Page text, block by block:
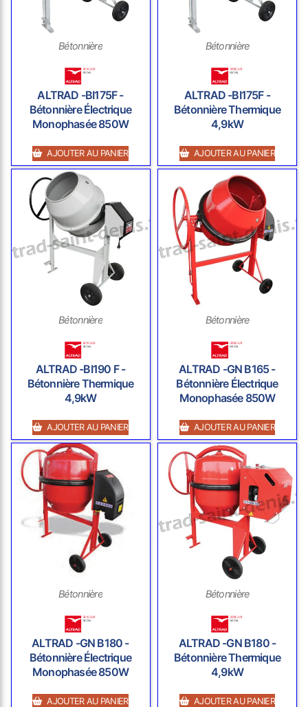
Bétonnière
ALTRAD -BI175F -
Bétonnière Électrique
Monophasée 850W
AJOUTER AU PANIER
Bétonnière
ALTRAD -BI175F -
Bétonnière Thermique
4,9kW
AJOUTER AU PANIER
Bétonnière
ALTRAD -BI190 F -
Bétonnière Thermique
4,9kW
AJOUTER AU PANIER
Bétonnière
ALTRAD -GN B165 -
Bétonnière Électrique
Monophasée 850W
AJOUTER AU PANIER
Bétonnière
ALTRAD -GN B180 -
Bétonnière Électrique
Monophasée 850W
AJOUTER AU PANIER
Bétonnière
ALTRAD -GN B180 -
Bétonnière Thermique
4,9kW
AJOUTER AU PANIER